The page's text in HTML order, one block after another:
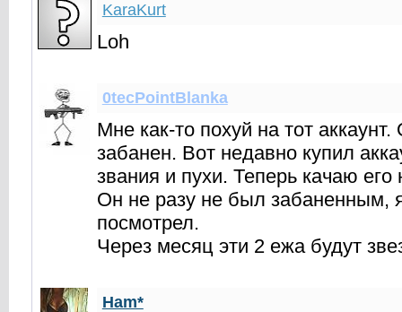
KaraKurt
Loh
0tecPointBlanka
Мне как-то похуй на тот
забанен. Вот недавно купил
звания и пухи. Теперь качаю
Он не разу не был забаненным,
посмотрел.
Через месяц эти 2 ежа будут
Ham*